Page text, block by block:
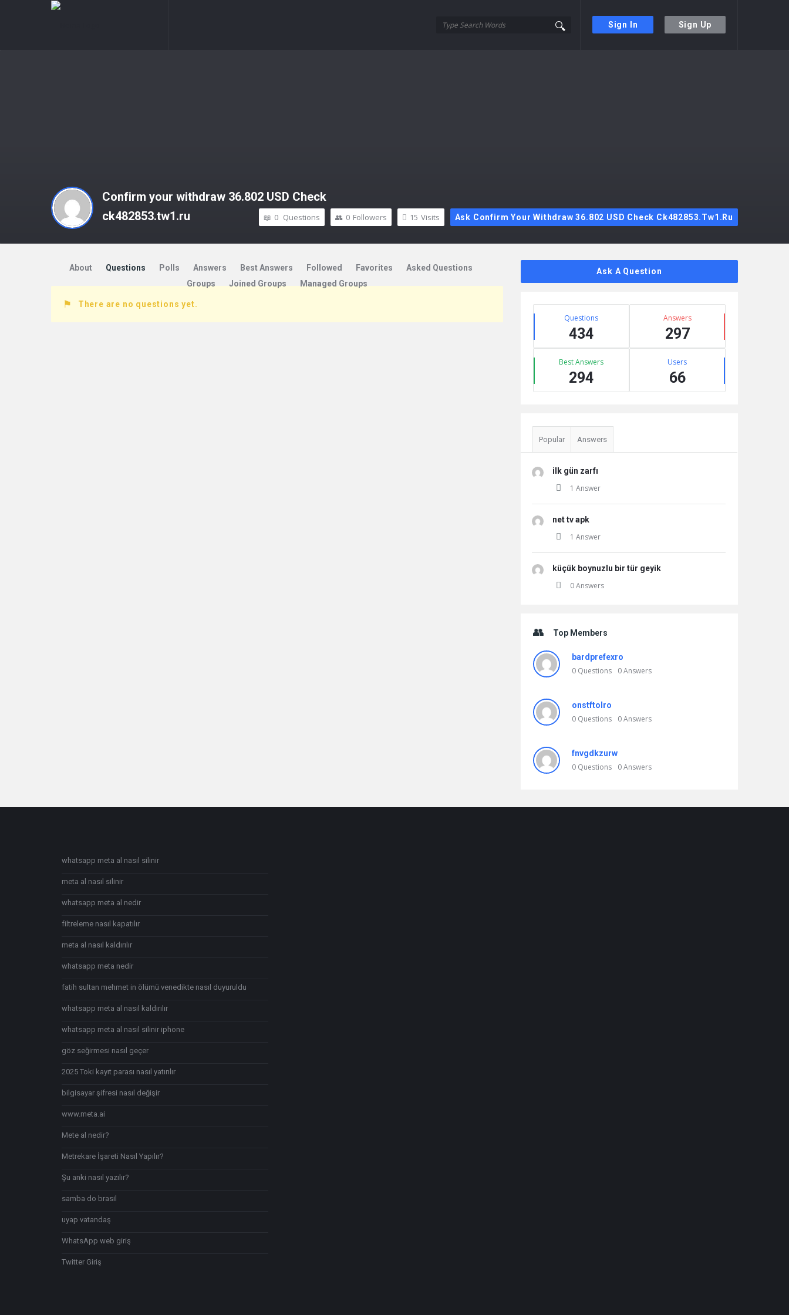
Sign In Sign Up
Reina
Confirm your withdraw 36.802 USD Check
ck482853.tw1.ru
Ask Confirm Your Withdraw 36.802 USD Check Ck482853.tw1.ru
15 Visits
0 Followers
0 Questions
About Questions Polls Answers Best Answers Followed Favorites
Asked Questions
Groups
Joined Groups Managed Groups
There are no questions yet.
Ask A Question
StatsQuestions
434
Answers
297
Best Answers
294
Users
66
Popular Answers
ilk gün zarfı
1 Answer
net tv apk
1 Answer
küçük boynuzlu bir tür geyik
0 Answers
Top Members
bardprefexro
0 Questions 0Answers
onstftolro
0 Questions 0Answers
fnvgdkzurw
0 Questions 0Answers
Footer
whatsapp meta al nasıl silinir
meta al nasıl silinir
whatsapp meta al nedir
filtreleme nasıl kapatılır
meta al nasıl kaldırılır
whatsapp meta nedir
fatih sultan mehmet in ölümü venedikte nasıl duyuruldu
whatsapp meta al nasıl kaldırılır
whatsapp meta al nasıl silinir iphone
göz seğirmesi nasıl geçer
2025 Toki kayıt parası nasıl yatırılır
bilgisayar şifresi nasıl değişir
www.meta.ai
Mete al nedir?
Metrekare İşareti Nasıl Yapılır?
Şu anki nasıl yazılır?
samba do brasil
uyap vatandaş
WhatsApp web giriş
Twitter Giriş